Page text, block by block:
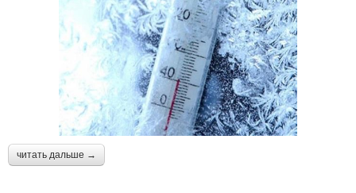
читать дальше →